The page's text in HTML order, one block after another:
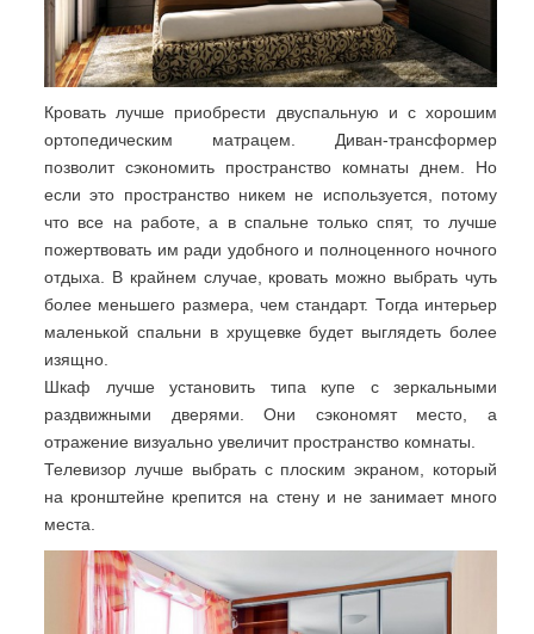
Кровать лучше приобрести двуспальную и с хорошим
ортопедическим матрацем. Диван-трансформер
позволит сэкономить пространство комнаты днем. Но
если это пространство никем не используется, потому
что все на работе, а в спальне только спят, то лучше
пожертвовать им ради удобного и полноценного ночного
отдыха. В крайнем случае, кровать можно выбрать чуть
более меньшего размера, чем стандарт. Тогда интерьер
маленькой спальни в хрущевке будет выглядеть более
изящно.
Шкаф лучше установить типа купе с зеркальными
раздвижными дверями. Они сэкономят место, а
отражение визуально увеличит пространство комнаты.
Телевизор лучше выбрать с плоским экраном, который
на кронштейне крепится на стену и не занимает много
места.